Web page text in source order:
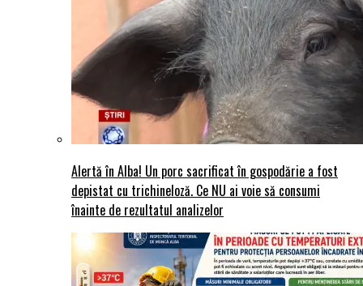
Alertă în Alba! Un porc sacrificat în gospodărie a fost
depistat cu trichineloză. Ce NU ai voie să consumi
înainte de rezultatul analizelor